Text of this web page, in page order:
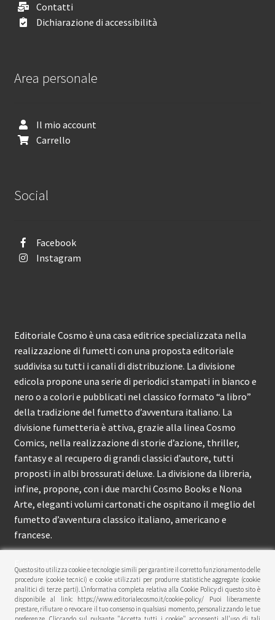
Contatti
Dichiarazione di accessibilità
Area personale
Il mio account
Carrello
Social
Facebook
Instagram
Editoriale Cosmo è una casa editrice specializzata nella
realizzazione di fumetti con una proposta editoriale
suddivisa su tutti i canali di distribuzione. La divisione
edicola propone una serie di periodici stampati in bianco e
nero o a colori e pubblicati nel classico formato “a libro”
della tradizione del fumetto d’avventura italiano. La
divisione fumetteria è attiva, grazie alla linea Cosmo
Comics, nella realizzazione di storie d’azione, thriller,
fantasy e al recupero di grandi classici d’autore, tutti
proposti in albi brossurati deluxe. La divisione da libreria,
infine, propone, con i due marchi Cosmo Books e Nona
Arte, eleganti volumi cartonati che ospitano il meglio del
fumetto d’avventura classico italiano, americano e
francese.
Editoriale Cosmo è attiva dal 2012 e propone ai lettori
circa 150 pubblicazioni l’anno.
© Editoriale Cosmo 2026
Questo sito utilizza cookie e tecnologie simili per garantire il corretto funzionamento delle
procedure (cookie tecnici) e cookie utilizzati per produrre statistiche aggregate (cookie
analitici di terze parti). L’informativa completa relativa alla Cookie Policy di questo sito è
disponibile al link: https://www.editorialecosmo.it/cookie-policy/ Puoi liberamente
prestare, rifiutare o revocare il tuo consenso in qualsiasi momento, personalizzando le tue